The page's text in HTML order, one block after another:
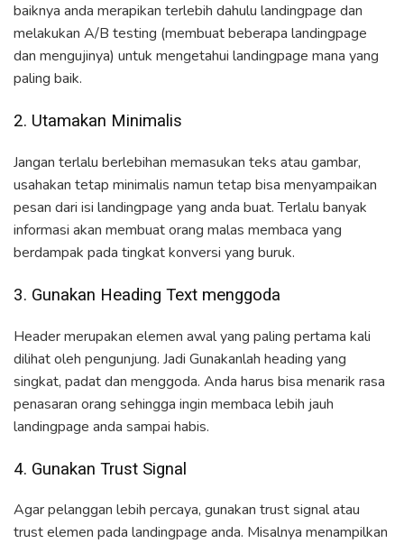
baiknya anda merapikan terlebih dahulu landingpage dan
melakukan A/B testing (membuat beberapa landingpage
dan mengujinya) untuk mengetahui landingpage mana yang
paling baik.
2. Utamakan Minimalis
Jangan terlalu berlebihan memasukan teks atau gambar,
usahakan tetap minimalis namun tetap bisa menyampaikan
pesan dari isi landingpage yang anda buat. Terlalu banyak
informasi akan membuat orang malas membaca yang
berdampak pada tingkat konversi yang buruk.
3. Gunakan Heading Text menggoda
Header merupakan elemen awal yang paling pertama kali
dilihat oleh pengunjung. Jadi Gunakanlah heading yang
singkat, padat dan menggoda. Anda harus bisa menarik rasa
penasaran orang sehingga ingin membaca lebih jauh
landingpage anda sampai habis.
4. Gunakan Trust Signal
Agar pelanggan lebih percaya, gunakan trust signal atau
trust elemen pada landingpage anda. Misalnya menampilkan